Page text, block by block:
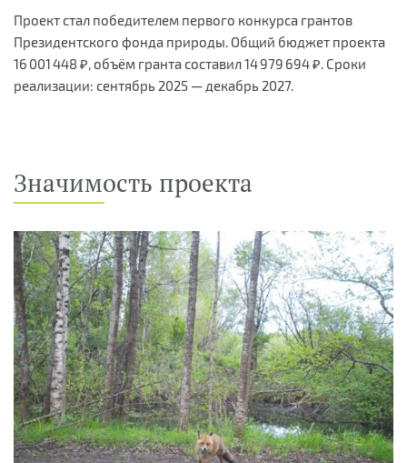
Проект стал победителем первого конкурса грантов
Президентского фонда природы. Общий бюджет проекта
16 001 448 ₽, объём гранта составил 14 979 694 ₽. Сроки
реализации: сентябрь 2025 — декабрь 2027.
Значимость проекта